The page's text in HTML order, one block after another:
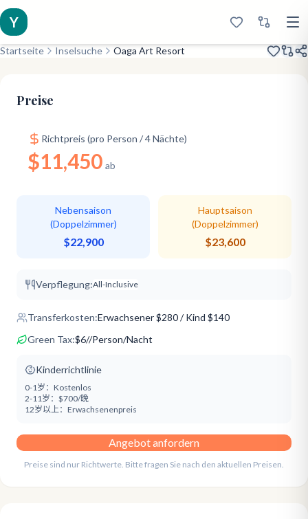
Y
Startseite Inselsuche Oaga Art Resort
Preise
Richtpreis (pro Person / 4 Nächte)
$11,450 ab
Nebensaison
(Doppelzimmer)
$22,900
Hauptsaison
(Doppelzimmer)
$23,600
Verpflegung:All-Inclusive
Transferkosten:Erwachsener$280/ Kind $140
Green Tax:$6//Person/Nacht
Kinderrichtlinie
0-1岁： Kostenlos
2-11岁： $700/晚
12岁以上： Erwachsenenpreis
Angebot anfordern
Preise sind nur Richtwerte. Bitte fragen Sie nach den aktuellen Preisen.